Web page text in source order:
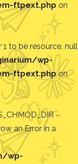
ftpext.php on
to be resource, null
wp-
ftpext.phpon
-
an Error in a
wp-